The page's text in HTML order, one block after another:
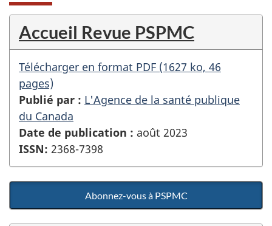
Accueil Revue PSPMC
Télécharger en format PDF (1627 ko, 46
pages)
Publié par : L'Agence de la santé publique
du Canada
Date de publication : août 2023
ISSN: 2368-7398
Abonnez-vous à PSPMC